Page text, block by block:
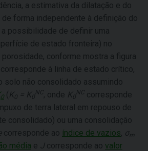
a estimativa da dilatação e do
forma independente à definição do
a possibilidade de definir uma
de estado fronteira) no
conforme mostra a figura
à linha de estado crítico,
solo não consolidado assumindo
0 ( K = K NC , onde K NC
corresponde
de terra lateral em repouso de
consolidado) ou uma consolidação
corresponde ao índice de vazios, σm
média e Jcorresponde ao valor